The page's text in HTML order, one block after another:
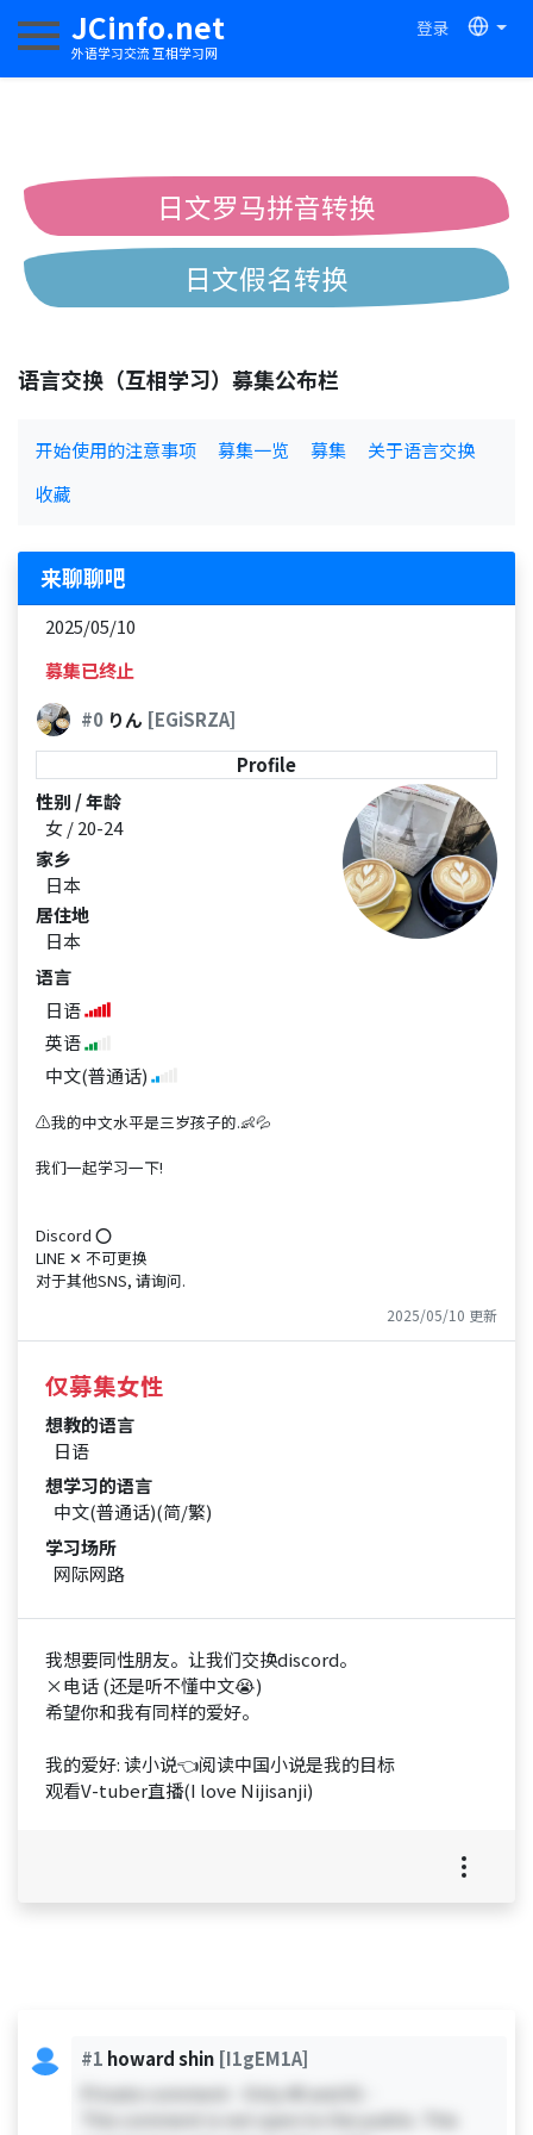
JCinfo.net
外语学习交流 互相学习网
登录
切换导航
日文罗马拼音转换
日文假名转换
语言交换（互相学习）募集公布栏
开始使用的注意事项 募集一览 募集
关于语言交换
收藏
来聊聊吧
2025/05/10
募集已终止
#0りん [EGiSRZA]
Profile
性别 / 年龄
女 / 20-24
家乡
日本
居住地
日本
语言
日语
英语
中文(普通话)
⚠️我的中文水平是三岁孩子的.👶💦
我们一起学习一下!
Discord ⭕️
LINE ‪✕‬ 不可更换
对于其他SNS, 请询问.
2025/05/10 更新
仅募集女性
想教的语言
日语
想学习的语言
中文(普通话)(简/繁)
学习场所
网际网路
我想要同性朋友。让我们交换discord。
×电话 (还是听不懂中文😭)
希望你和我有同样的爱好。
我的爱好: 读小说👈阅读中国小说是我的目标
观看V-tuber直播(I love Nijisanji)
#1 howard shin [I1gEM1A]
Private comment - Only #0 and #1 -
This comment is not open to the public. This